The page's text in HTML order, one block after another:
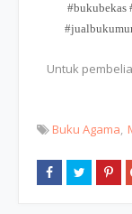
#bukubekas
Untuk
Buku Agama